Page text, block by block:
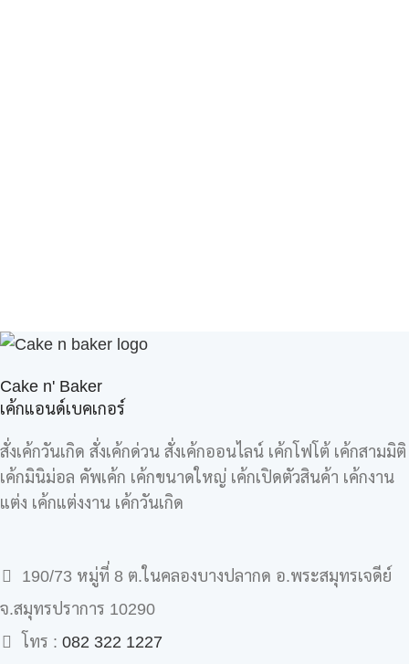
Cake n' Baker
เค้กแอนด์เบคเกอร์
สั่งเค้กวันเกิด สั่งเค้กด่วน สั่งเค้กออนไลน์ เค้กโฟโต้ เค้กสามมิติ
เค้กมินิม่อล คัพเค้ก เค้กขนาดใหญ่ เค้กเปิดตัวสินค้า เค้กงาน
แต่ง เค้กแต่งงาน เค้กวันเกิด
190/73 หมู่ที่ 8 ต.ในคลองบางปลากด อ.พระสมุทรเจดีย์
จ.สมุทรปราการ 10290
โทร : 082 322 1227